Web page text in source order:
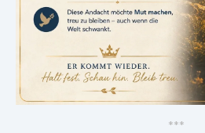
***